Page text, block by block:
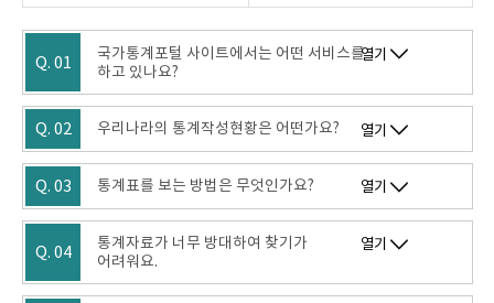
Q. 01
국가통계포털 사이트에서는 어떤 서비스를
하고 있나요?
열기
Q. 02 우리나라의 통계작성현황은 어떤가요? 열기
Q. 03 통계표를 보는 방법은 무엇인가요? 열기
Q. 04
통계자료가 너무 방대하여 찾기가
어려워요.
열기